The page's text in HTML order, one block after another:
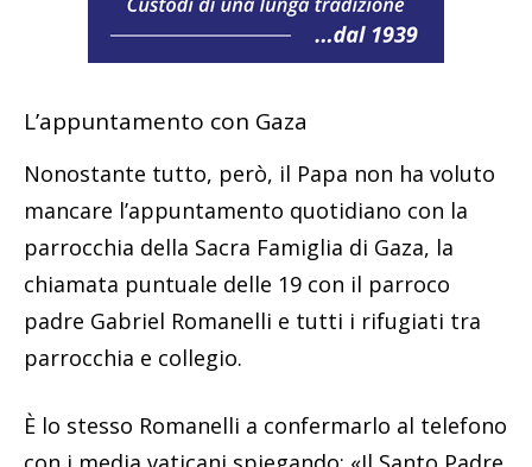
L’appuntamento con Gaza
Nonostante tutto, però, il Papa non ha voluto
mancare l’appuntamento quotidiano con la
parrocchia della Sacra Famiglia di Gaza, la
chiamata puntuale delle 19 con il parroco
padre Gabriel Romanelli e tutti i rifugiati tra
parrocchia e collegio.
È lo stesso Romanelli a confermarlo al telefono